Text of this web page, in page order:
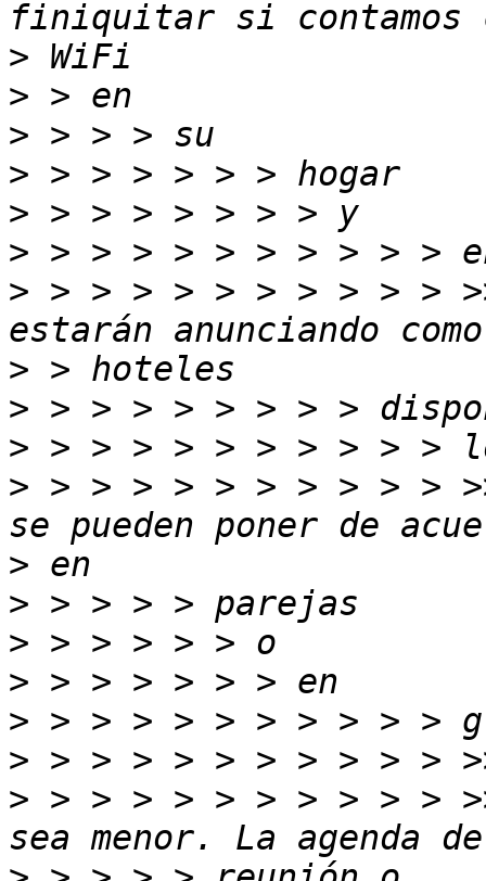
>
>
>
>
>
>
> > > > > > > > > > >
>
>
>
> > > > > > > > > > >
>
>
>
>
>
>
> > > > > > > > > > >